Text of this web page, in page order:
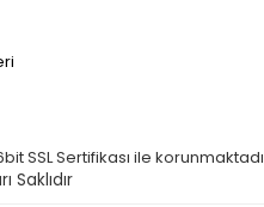
SSL Sertifikası ile
Saklıdır